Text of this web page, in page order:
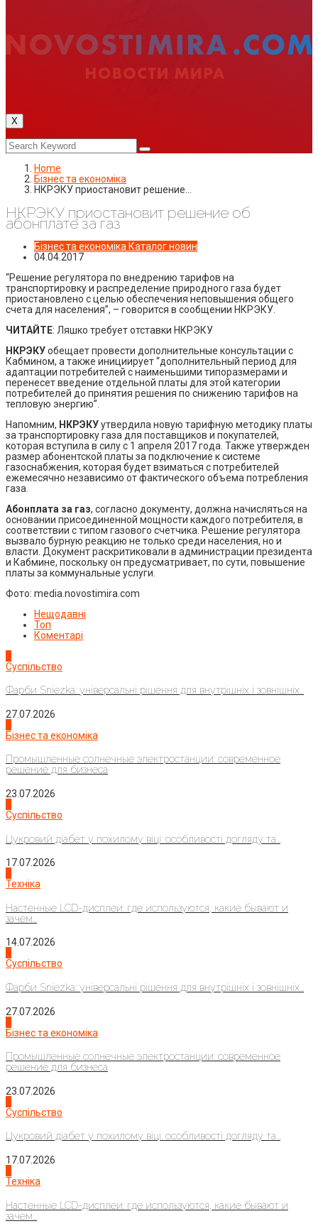
X
Home
Бізнес та економіка
НКРЭКУ приостановит решение…
НКРЭКУ приостановит решение об
абонплате за газ
Бізнес та економіка Каталог новин
04.04.2017
“Решение регулятора по внедрению тарифов на
транспортировку и распределение природного газа будет
приостановлено с целью обеспечения неповышения общего
счета для населения”, – говорится в сообщении НКРЭКУ.
ЧИТАЙТЕ: Ляшко требует отставки НКРЭКУ
НКРЭКУобещает провести дополнительные консультации с
Кабмином, а также инициирует “дополнительный период для
адаптации потребителей с наименьшими типоразмерами и
перенесет введение отдельной платы для этой категории
потребителей до принятия решения по снижению тарифов на
тепловую энергию”.
Напомним, НКРЭКУутвердила новую тарифную методику платы
за транспортировку газа для поставщиков и покупателей,
которая вступила в силу с 1 апреля 2017 года. Также утвержден
размер абонентской платы за подключение к системе
газоснабжения, которая будет взиматься с потребителей
ежемесячно независимо от фактического объема потребления
газа.
Абонплата за газ, согласно документу, должна начисляться на
основании присоединенной мощности каждого потребителя, в
соответствии с типом газового счетчика. Решение регулятора
вызвало бурную реакцию не только среди населения, но и
власти. Документ раскритиковали в администрации президента
и Кабмине, поскольку он предусматривает, по сути, повышение
платы за коммунальные услуги.
Фото: media.novostimira.com
Нещодавні
Топ
Коментарі
Суспільство
Фарби Sniezka: універсальні рішення для внутрішніх і зовнішніх...
27.07.2026
Бізнес та економіка
Промышленные солнечные электростанции: современное
решение для бизнеса
23.07.2026
Суспільство
Цукровий діабет у похилому віці: особливості догляду та...
17.07.2026
Техніка
Настенные LCD-дисплеи: где используются, какие бывают и
зачем...
14.07.2026
Суспільство
Фарби Sniezka: універсальні рішення для внутрішніх і зовнішніх...
27.07.2026
Бізнес та економіка
Промышленные солнечные электростанции: современное
решение для бизнеса
23.07.2026
Суспільство
Цукровий діабет у похилому віці: особливості догляду та...
17.07.2026
Техніка
Настенные LCD-дисплеи: где используются, какие бывают и
зачем...